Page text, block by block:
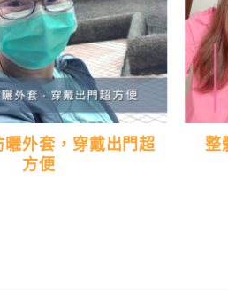
曬外套，穿戴出門超
方便
整